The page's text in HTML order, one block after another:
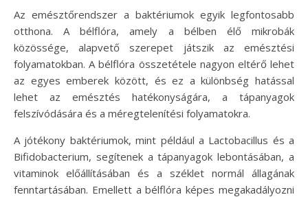
Az emésztőrendszer a baktériumok egyik legfontosabb
otthona. A bélflóra, amely a bélben élő mikrobák
közössége, alapvető szerepet játszik az emésztési
folyamatokban. A bélflóra összetétele nagyon eltérő lehet
az egyes emberek között, és ez a különbség hatással
lehet az emésztés hatékonyságára, a tápanyagok
felszívódására és a méregtelenítési folyamatokra.
A jótékony baktériumok, mint például a Lactobacillus és a
Bifidobacterium, segítenek a tápanyagok lebontásában, a
vitaminok előállításában és a széklet normál állagának
fenntartásában. Emellett a bélflóra képes megakadályozni